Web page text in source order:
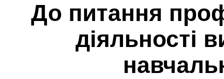
До питання
діяльності